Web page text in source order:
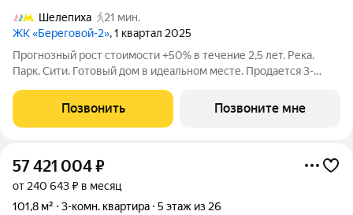
Шелепиха
21 мин.
ЖК «Береговой-2», 1 квартал 2025
Прогнозный рост стоимости +50% в течение 2,5 лет. Река.
Парк. Сити. Готовый дом в идеальном месте. Продается 3-
и видом на Москву-реку. Береговой - квартал-курорт в центре
столицы. Пешеходная
Позвонить Позвоните мне
57 421 004₽
от 240 643 ₽ в месяц
101,8 м²
3-комн. квартира 5 этаж из 26